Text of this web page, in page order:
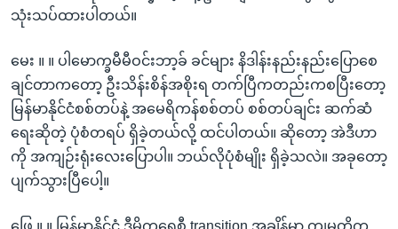
သုံးသပ်ထားပါတယ်။
မေး ။ ။ ပါမောက္ခမီမီဝင်းဘာ့ခ် ခင်များ နိဒါန်းနည်းနည်းပြောစေ
ချင်တာကတော့ ဦးသိန်းစိန်အစိုးရ တက်ပြီကတည်းကစပြီးတော့
မြန်မာနိုင်ငံစစ်တပ်နဲ့ အမေရိကန်စစ်တပ် စစ်တပ်ချင်း ဆက်ဆံ
ရေးဆိုတဲ့ ပုံစံတရပ် ရှိခဲ့တယ်လို့ ထင်ပါတယ်။ ဆိုတော့ အဲဒီဟာ
ကို အကျဉ်းရုံးလေးပြောပါ။ ဘယ်လိုပုံစံမျိုး ရှိခဲ့သလဲ။ အခုတော့
ပျက်သွားပြီပေါ့။
ဖြေ ။ ။ မြန်မာနိုင်ငံ ဒီမိုကရေစီ transition အချိန်မှာ ကျမတို့က